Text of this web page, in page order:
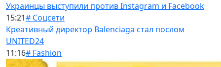
Украинцы выступили против Instagram и Facebook
15:21# Соцсети
Креативный директор Balenciaga стал послом
UNITED24
11:16# Fashion